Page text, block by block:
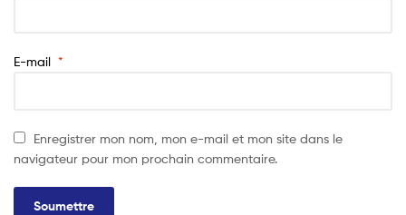
E-mail *
Enregistrer mon nom, mon e-mail et mon site dans le
navigateur pour mon prochain commentaire.